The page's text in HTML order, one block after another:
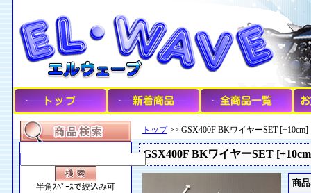
半角ｽﾍﾟｰｽで絞込み可
トップ>> GSX400F BKワイヤーSET [+10cm]
GSX400F BKワイヤーSET
商